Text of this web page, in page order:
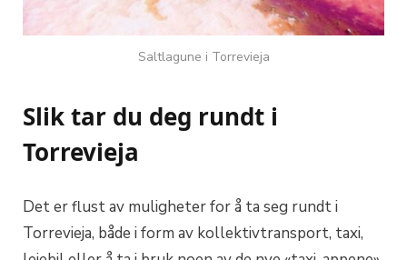
Saltlagune i Torrevieja
Slik tar du deg rundt i
Torrevieja
Det er flust av muligheter for å ta seg rundt i
Torrevieja, både i form av kollektivtransport, taxi,